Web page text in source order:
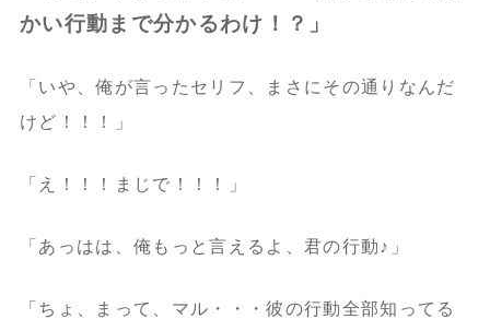
かい行動まで分かるわけ！？」
「いや、俺が言ったセリフ、まさにその通りなんだ
けど！！！」
「え！！！まじで！！！」
「あっはは、俺もっと言えるよ、君の行動♪」
「ちょ、まって、マル・・・彼の行動全部知ってる